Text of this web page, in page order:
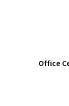
Office